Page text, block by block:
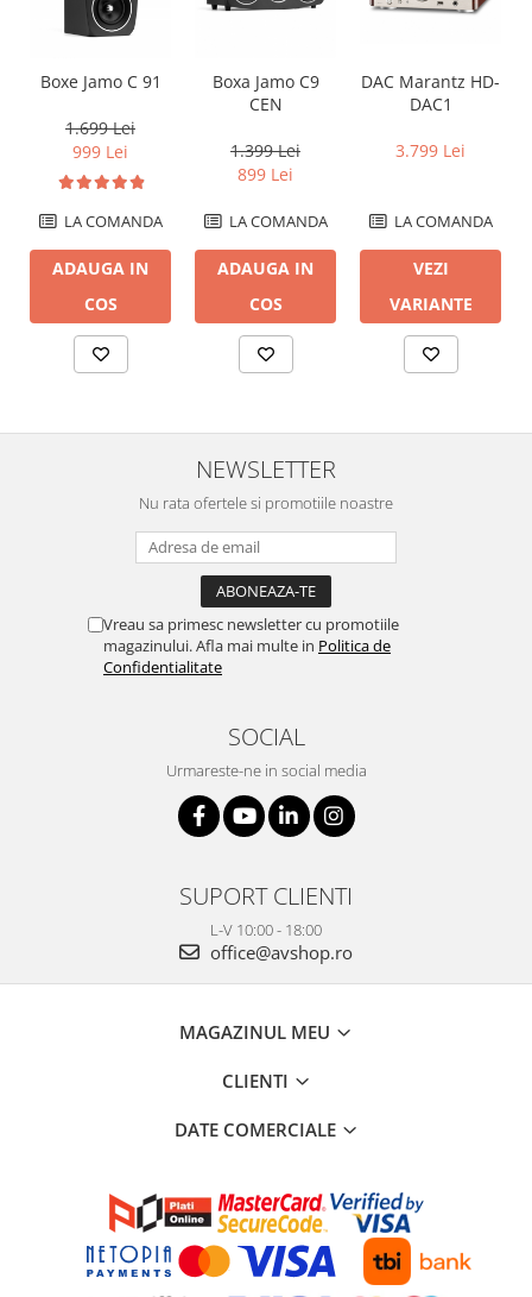
Boxe Jamo C 91
1.699 Lei
999 Lei
LA COMANDA
ADAUGA IN
COS
Boxa Jamo C9
CEN
1.399 Lei
899 Lei
LA COMANDA
ADAUGA IN
COS
DAC Marantz HD-
DAC1
3.799 Lei
LA COMANDA
VEZI
VARIANTE
NEWSLETTER
Nu rata ofertele si promotiile noastre
Vreau sa primesc newsletter cu promotiile
magazinului. Afla mai multe in Politica de
Confidentialitate
SOCIAL
Urmareste-ne in social media
SUPORT CLIENTI
L-V 10:00 - 18:00
office@avshop.ro
MAGAZINUL MEU
CLIENTI
DATE COMERCIALE